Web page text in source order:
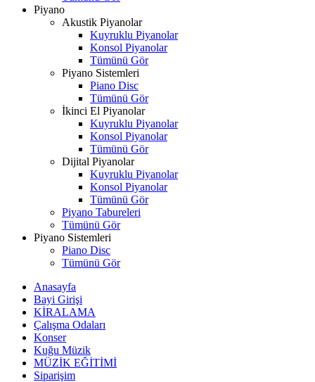
Piyano
Akustik Piyanolar
Kuyruklu Piyanolar
Konsol Piyanolar
Tümünü Gör
Piyano Sistemleri
Piano Disc
Tümünü Gör
İkinci El Piyanolar
Kuyruklu Piyanolar
Konsol Piyanolar
Tümünü Gör
Dijital Piyanolar
Kuyruklu Piyanolar
Konsol Piyanolar
Tümünü Gör
Piyano Tabureleri
Tümünü Gör
Piyano Sistemleri
Piano Disc
Tümünü Gör
Anasayfa
Bayi Girişi
KİRALAMA
Çalışma Odaları
Konser
Kuğu Müzik
MÜZİK EĞİTİMİ
Siparişim